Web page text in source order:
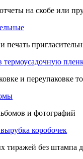
на скобе или
печать
термоусадочную
и переупаковке
и фотографий
коробочек
тиражей без штампа